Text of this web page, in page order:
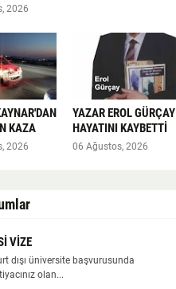
2026
KAZA
2026
YAZAR EROL GÜRÇAY
HAYATINI KAYBETTİ
06 Ağustos, 2026
VİZE
dışı üniversite başvurusunda
olan...